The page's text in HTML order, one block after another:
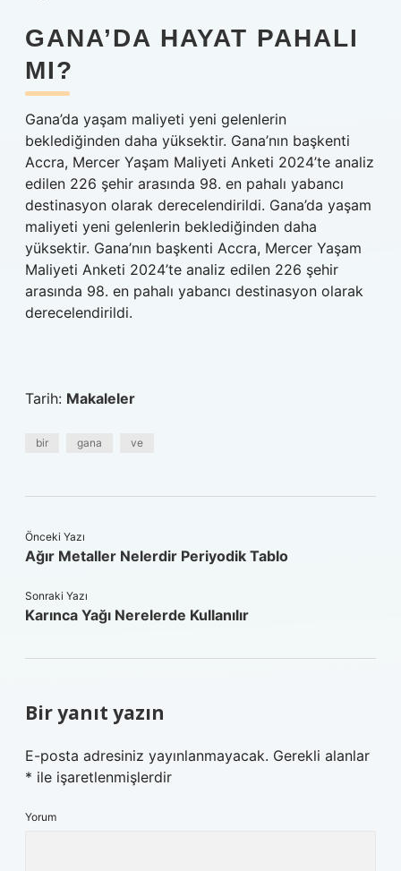
GANA’DA HAYAT PAHALI
MI?
Gana’da yaşam maliyeti yeni gelenlerin
beklediğinden daha yüksektir. Gana’nın başkenti
Accra, Mercer Yaşam Maliyeti Anketi 2024’te analiz
edilen 226 şehir arasında 98. en pahalı yabancı
destinasyon olarak derecelendirildi. Gana’da yaşam
maliyeti yeni gelenlerin beklediğinden daha
yüksektir. Gana’nın başkenti Accra, Mercer Yaşam
Maliyeti Anketi 2024’te analiz edilen 226 şehir
arasında 98. en pahalı yabancı destinasyon olarak
derecelendirildi.
Tarih: Makaleler
bir gana ve
Önceki Yazı
Ağır Metaller Nelerdir Periyodik Tablo
Sonraki Yazı
Karınca Yağı Nerelerde Kullanılır
Bir yanıt yazın
E-posta adresiniz yayınlanmayacak. Gerekli alanlar
* ile işaretlenmişlerdir
Yorum